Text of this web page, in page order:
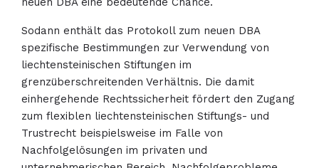
Sodann enthält das Protokoll zum neuen DBA
spezifische Bestimmungen zur Verwendung von
liechtensteinischen Stiftungen im
grenzüberschreitenden Verhältnis. Die damit
einhergehende Rechtssicherheit fördert den Zugang
zum flexiblen liechtensteinischen Stiftungs- und
Trustrecht beispielsweise im Falle von
Nachfolgelösungen im privaten und